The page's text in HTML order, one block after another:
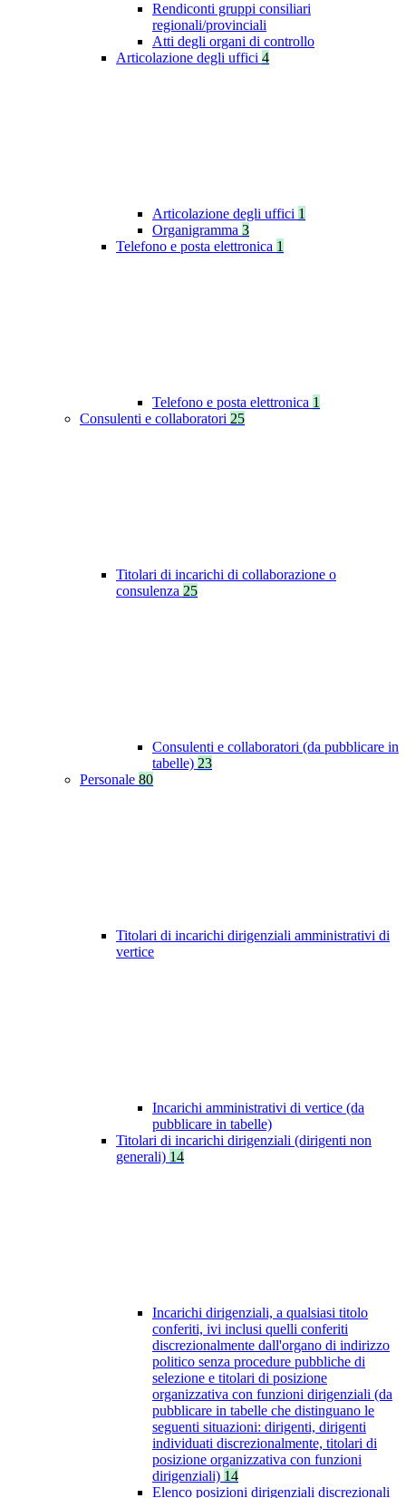
Rendiconti gruppi consiliari
regionali/provinciali
Atti degli organi di controllo
Articolazione degli uffici 4
Articolazione degli uffici 1
Organigramma 3
Telefono e posta elettronica 1
Telefono e posta elettronica 1
Consulenti e collaboratori 25
Titolari di incarichi di collaborazione o
consulenza 25
Consulenti e collaboratori (da pubblicare in
tabelle) 23
Personale 80
Titolari di incarichi dirigenziali amministrativi di
vertice
Incarichi amministrativi di vertice (da
pubblicare in tabelle)
Titolari di incarichi dirigenziali (dirigenti non
generali) 14
Incarichi dirigenziali, a qualsiasi titolo
conferiti, ivi inclusi quelli conferiti
discrezionalmente dall'organo di indirizzo
politico senza procedure pubbliche di
selezione e titolari di posizione
organizzativa con funzioni dirigenziali (da
pubblicare in tabelle che distinguano le
seguenti situazioni: dirigenti, dirigenti
individuati discrezionalmente, titolari di
posizione organizzativa con funzioni
dirigenziali) 14
Elenco posizioni dirigenziali discrezionali